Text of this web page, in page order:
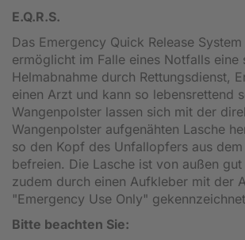
E.Q.R.S.
Das Emergency Quick Release
ermöglicht im Falle eines Notfalls eine
Helmabnahme durch Rettungsdienst,
einen Arzt und kann so lebensrettend
Wangenpolster lassen sich mit der
Wangenpolster aufgenähten Lasche
so den Kopf des Unfallopfers aus
befreien. Die Lasche ist von außen
zudem durch einen Aufkleber mit der
"Emergency Use Only"
Bitte beachten Sie: